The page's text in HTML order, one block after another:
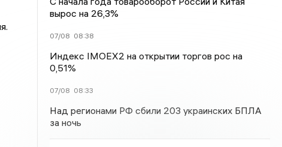
вырос на 26,3%
07/08 08:38
Индекс IMOEX2 на открытии торгов рос на
0,51%
07/08 08:33
Над регионами РФ сбили 203 украинских БПЛА
за ночь